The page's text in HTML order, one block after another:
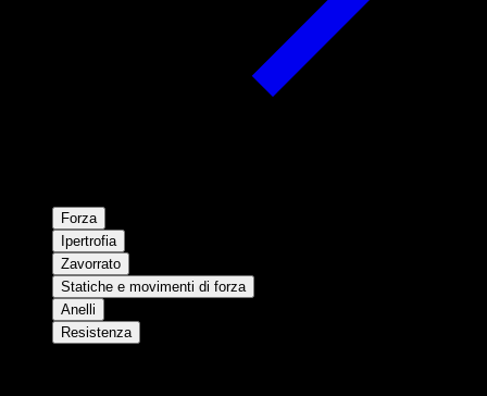
Forza
Ipertrofia
Zavorrato
Statiche e movimenti di forza
Anelli
Resistenza